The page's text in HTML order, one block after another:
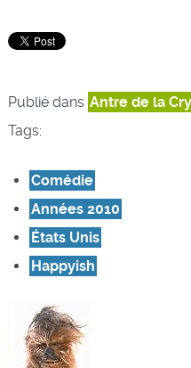
Publié dans Antre de la
Tags:
Comédie
Années 2010
États Unis
Happyish